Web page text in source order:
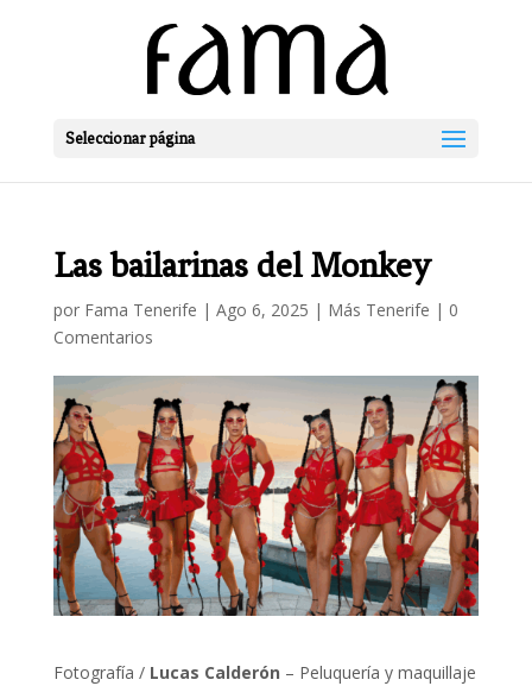
Seleccionar página
Las bailarinas del Monkey
por Fama Tenerife | Ago 6, 2025 | Más Tenerife | 0
Comentarios
Fotografía / Lucas Calderón – Peluquería y maquillaje